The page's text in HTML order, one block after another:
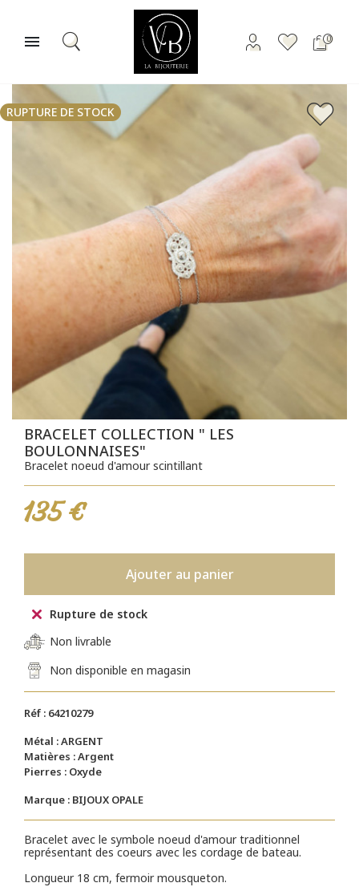
 0
RUPTURE DE STOCK
BRACELET COLLECTION " LES
BOULONNAISES"
Bracelet noeud d'amour scintillant
135 €
Ajouter au panier
Rupture de stock
Non livrable
Non disponible en magasin
Réf : 64210279
Métal : ARGENT
Matières : Argent
Pierres : Oxyde
Marque : BIJOUX OPALE
Bracelet avec le symbole noeud d'amour traditionnel
représentant des coeurs avec les cordage de bateau.
Longueur 18 cm, fermoir mousqueton.